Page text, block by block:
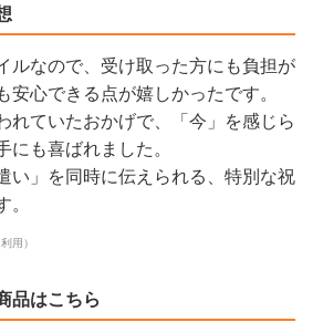
ルなので、受け取った方にも負担が
安心できる点が嬉しかったです。
れていたおかげで、「今」を感じら
にも喜ばれました。
い」を同時に伝えられる、特別な祝
。
用）
品はこちら